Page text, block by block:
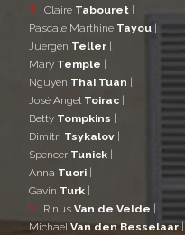
T
Claire Tabouret
Pascale Marthine Tayou
Juergen Teller
Mary Temple
Nguyen Thai Tuan
José Angel Toirac
Betty Tompkins
Dimitri Tsykalov
Spencer Tunick
Anna Tuori
Gavin Turk
V
Rinus Van de Velde
MichaelVan den Besselaar|